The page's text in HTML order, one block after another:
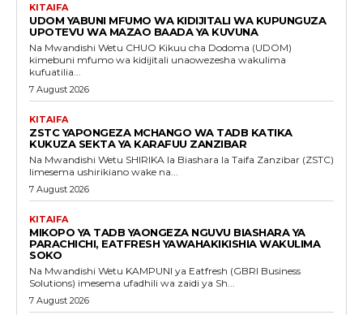
KITAIFA
UDOM YABUNI MFUMO WA KIDIJITALI WA KUPUNGUZA
UPOTEVU WA MAZAO BAADA YA KUVUNA
Na Mwandishi Wetu CHUO Kikuu cha Dodoma (UDOM)
kimebuni mfumo wa kidijitali unaowezesha wakulima
kufuatilia...
7 August 2026
KITAIFA
ZSTC YAPONGEZA MCHANGO WA TADB KATIKA
KUKUZA SEKTA YA KARAFUU ZANZIBAR
Na Mwandishi Wetu SHIRIKA la Biashara la Taifa Zanzibar (ZSTC)
limesema ushirikiano wake na...
7 August 2026
KITAIFA
MIKOPO YA TADB YAONGEZA NGUVU BIASHARA YA
PARACHICHI, EATFRESH YAWAHAKIKISHIA WAKULIMA
SOKO
Na Mwandishi Wetu KAMPUNI ya Eatfresh (GBRI Business
Solutions) imesema ufadhili wa zaidi ya Sh...
7 August 2026